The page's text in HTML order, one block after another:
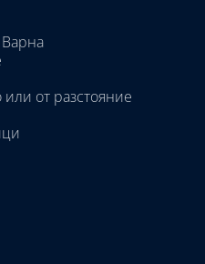
от разстояние